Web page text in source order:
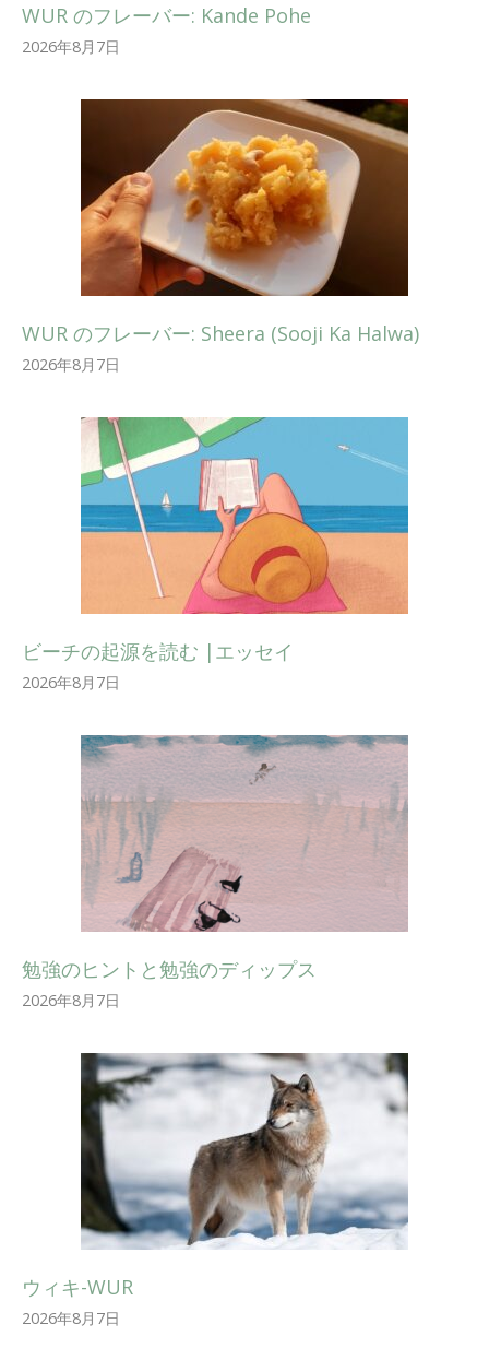
WUR のフレーバー: Kande Pohe
2026年8月7日
WUR のフレーバー: Sheera (Sooji Ka Halwa)
2026年8月7日
ビーチの起源を読む |エッセイ
2026年8月7日
勉強のヒントと勉強のディップス
2026年8月7日
ウィキ-WUR
2026年8月7日